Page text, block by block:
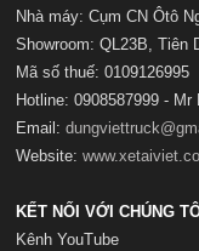
Nhà máy: Cụm CN Ôtô
Showroom: QL23B, Tiên
Mã số thuế:0109126995
Hotline: 0908587999 - Mr
Email:
Website:
KẾT NỐI VỚI CHÚNG
Kênh YouTube